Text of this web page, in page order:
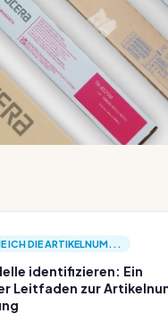
ICH DIE ARTIKELNUM...
identifizieren: Ein
Leitfaden zur